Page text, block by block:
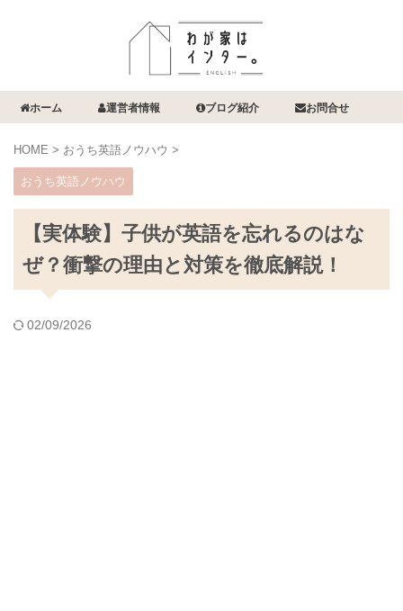
ホーム 運営者情報 ブログ紹介 お問合せ
HOME > おうち英語ノウハウ >
おうち英語ノウハウ
【実体験】子供が英語を忘れるのはな
ぜ？衝撃の理由と対策を徹底解説！
02/09/2026